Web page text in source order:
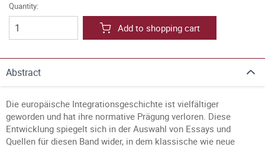
Quantity:
Add to shopping cart
Abstract
Die europäische Integrationsgeschichte ist vielfältiger
geworden und hat ihre normative Prägung verloren. Diese
Entwicklung spiegelt sich in der Auswahl von Essays und
Quellen für diesen Band wider, in dem klassische wie neue